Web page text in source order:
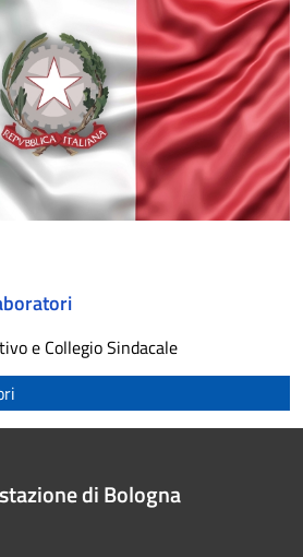
e Collegio Sindacale
di Bologna